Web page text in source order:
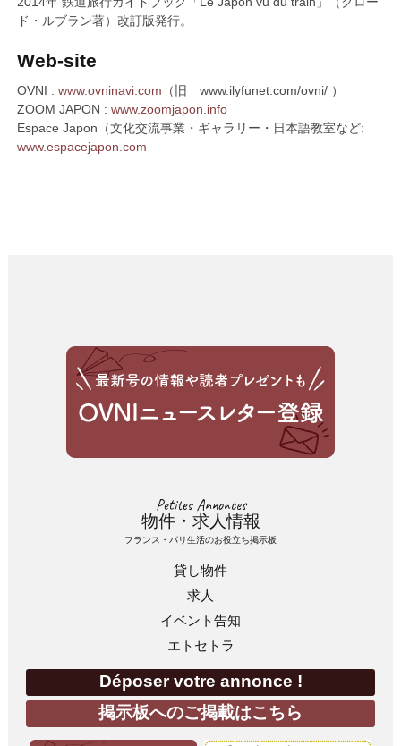
ド・ルブラン著）改訂版発行。
Web-site
OVNI : www.ovninavi.com （旧 www.ilyfunet.com/ovni/ ）
ZOOM JAPON : www.zoomjapon.info
Espace Japon（文化交流事業・ギャラリー・日本語教室など:
www.espacejapon.com
Petites Annonces
物件・求人情報
フランス・パリ生活のお役立ち掲示板
貸し物件
求人
イベント告知
エトセトラ
Déposer votre annonce !
掲示板へのご掲載はこちら